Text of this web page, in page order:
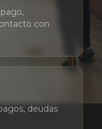
con
deudas